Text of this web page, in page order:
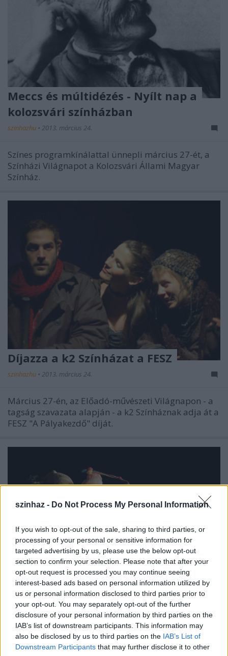
szinhaz - Do Not Process My Personal Information
If you wish to opt-out of the sale, sharing to third parties, or
processing of your personal or sensitive information for
targeted advertising by us, please use the below opt-out
section to confirm your selection. Please note that after your
opt-out request is processed you may continue seeing
interest-based ads based on personal information utilized by
us or personal information disclosed to third parties prior to
your opt-out. You may separately opt-out of the further
disclosure of your personal information by third parties on the
IAB’s list of downstream participants. This information may
also be disclosed by us to third parties on the IAB’s List of
Downstream Participants that may further disclose it to other
Meccs és múltidézés - Nyílt nap a
kolozsvári színházban
szinhazhu • 2013. március 24.
Színes programkínálattal ünnepli március 27-ét, a
Színházi Világnapot a Kolozsvári Állami Magyar
Színház.
Díjazza a k2 Színházat a FESZ
szinhazhu • 2013. március 24.
Március 27-én, az Előadó-művészeti Világnapon - a
tagság szavazata alapján - a k2 Színháznak adja át a
FESZ "A Pályakezdő" díját.
Hófehérke új felfogásban a
Kabócában
szinhazhu•2013. március 24.